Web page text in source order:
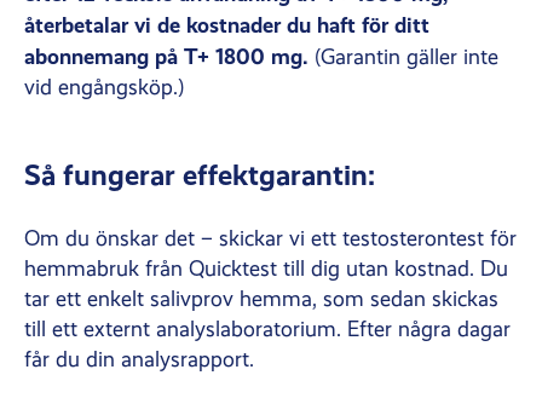
återbetalar vi de kostnader du haft för ditt
abonnemang på T+ 1800 mg. (Garantin gäller inte
vid engångsköp.)
Så fungerar effektgarantin:
Om du önskar det – skickar vi ett testosterontest för
hemmabruk från Quicktest till dig utan kostnad. Du
tar ett enkelt salivprov hemma, som sedan skickas
till ett externt analyslaboratorium. Efter några dagar
får du din analysrapport.